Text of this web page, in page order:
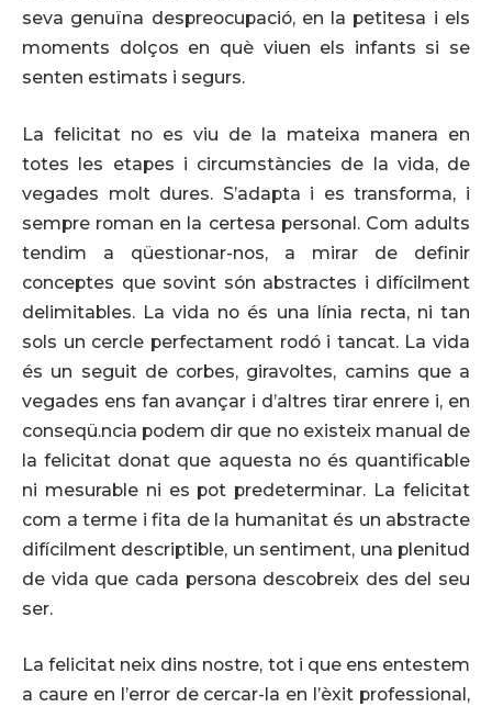
seva genuïna despreocupació, en la petitesa i els
moments dolços en què viuen els infants si se
senten estimats i segurs.
La felicitat no es viu de la mateixa manera en
totes les etapes i circumstàncies de la vida, de
vegades molt dures. S’adapta i es transforma, i
sempre roman en la certesa personal. Com adults
tendim a qüestionar-nos, a mirar de definir
conceptes que sovint són abstractes i difícilment
delimitables. La vida no és una línia recta, ni tan
sols un cercle perfectament rodó i tancat. La vida
és un seguit de corbes, giravoltes, camins que a
vegades ens fan avançar i d’altres tirar enrere i, en
conseqü.ncia podem dir que no existeix manual de
la felicitat donat que aquesta no és quantificable
ni mesurable ni es pot predeterminar. La felicitat
com a terme i fita de la humanitat és un abstracte
difícilment descriptible, un sentiment, una plenitud
de vida que cada persona descobreix des del seu
ser.
La felicitat neix dins nostre, tot i que ens entestem
a caure en l’error de cercar-la en l’èxit professional,